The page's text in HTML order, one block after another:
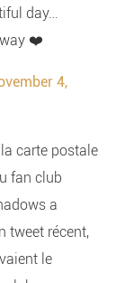
day…
way ❤️
4,
carte postale
fan club
a
tweet récent,
le